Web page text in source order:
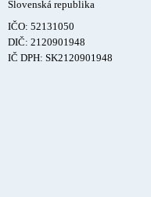
Slovenská republika
IČO: 52131050
DIČ: 2120901948
IČ DPH: SK2120901948